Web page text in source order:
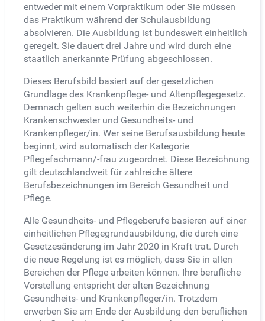
entweder mit einem Vorpraktikum oder Sie müssen
das Praktikum während der Schulausbildung
absolvieren. Die Ausbildung ist bundesweit einheitlich
geregelt. Sie dauert drei Jahre und wird durch eine
staatlich anerkannte Prüfung abgeschlossen.
Dieses Berufsbild basiert auf der gesetzlichen
Grundlage des Krankenpflege- und Altenpflegegesetz.
Demnach gelten auch weiterhin die Bezeichnungen
Krankenschwester und Gesundheits- und
Krankenpfleger/in. Wer seine Berufsausbildung heute
beginnt, wird automatisch der Kategorie
Pflegefachmann/-frau zugeordnet. Diese Bezeichnung
gilt deutschlandweit für zahlreiche ältere
Berufsbezeichnungen im Bereich Gesundheit und
Pflege.
Alle Gesundheits- und Pflegeberufe basieren auf einer
einheitlichen Pflegegrundausbildung, die durch eine
Gesetzesänderung im Jahr 2020 in Kraft trat. Durch
die neue Regelung ist es möglich, dass Sie in allen
Bereichen der Pflege arbeiten können. Ihre berufliche
Vorstellung entspricht der alten Bezeichnung
Gesundheits- und Krankenpfleger/in. Trotzdem
erwerben Sie am Ende der Ausbildung den beruflichen